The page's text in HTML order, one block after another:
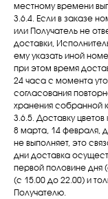
местному времени
3.6.4. Если в заказе
или Получатель не
доставки,
ему указать иной
при этом время
24 часа с момента
согласования
хранения собранной
3.6.5. Доставку
8 марта, 14 февраля,
не выполняет, это
дни доставка
первой половине дня
(с 15.00 до 22.00) и
Получателю.